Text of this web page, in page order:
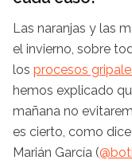
Las naranjas y las
el invierno, sobre
los procesos
hemos explicado
mañana no
es cierto, como
Marián García (